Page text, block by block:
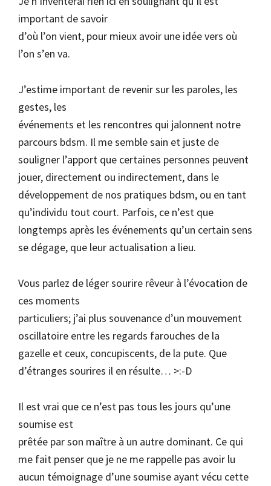
important de savoir
d’où l’on vient, pour mieux avoir une idée vers où
l’on s’en va.
J’estime important de revenir sur les paroles, les
gestes, les
événements et les rencontres qui jalonnent notre
parcours bdsm. Il me semble sain et juste de
souligner l’apport que certaines personnes peuvent
jouer, directement ou indirectement, dans le
développement de nos pratiques bdsm, ou en tant
qu’individu tout court. Parfois, ce n’est que
longtemps après les événements qu’un certain sens
se dégage, que leur actualisation a lieu.
Vous parlez de léger sourire rêveur à l’évocation de
ces moments
particuliers; j’ai plus souvenance d’un mouvement
oscillatoire entre les regards farouches de la
gazelle et ceux, concupiscents, de la pute. Que
d’étranges sourires il en résulte… >:-D
Il est vrai que ce n’est pas tous les jours qu’une
soumise est
prêtée par son maître à un autre dominant. Ce qui
me fait penser que je ne me rappelle pas avoir lu
aucun témoignage d’une soumise ayant vécu cette